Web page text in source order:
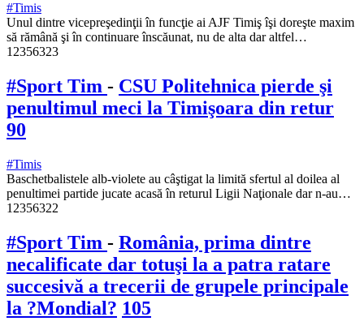
#Timis
Unul dintre vicepreşedinţii în funcţie ai AJF Timiş îşi doreşte maxim
să rămână şi în continuare înscăunat, nu de alta dar altfel…
12356323
#Sport Tim - CSU Politehnica pierde şi
penultimul meci la Timişoara din retur
90
#Timis
Baschetbalistele alb-violete au câştigat la limită sfertul al doilea al
penultimei partide jucate acasă în returul Ligii Naţionale dar n-au…
12356322
#Sport Tim - România, prima dintre
necalificate dar totuşi la a patra ratare
succesivă a trecerii de grupele principale
la ?Mondial? 105